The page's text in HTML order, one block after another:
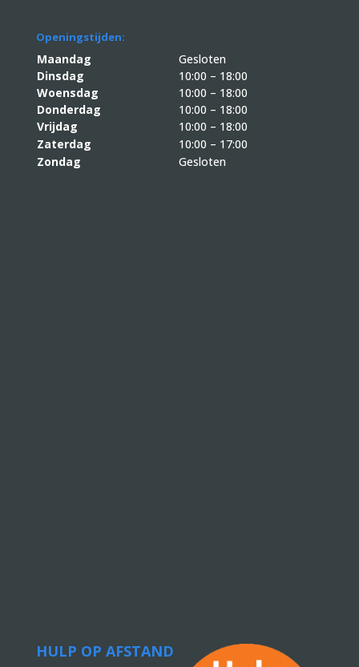
Openingstijden:
Maandag
Gesloten
Dinsdag
10:00 – 18:00
Woensdag
10:00 – 18:00
Donderdag
10:00 – 18:00
Vrijdag
10:00 – 18:00
Zaterdag
10:00 – 17:00
Zondag
Gesloten
HULP OP AFSTAND